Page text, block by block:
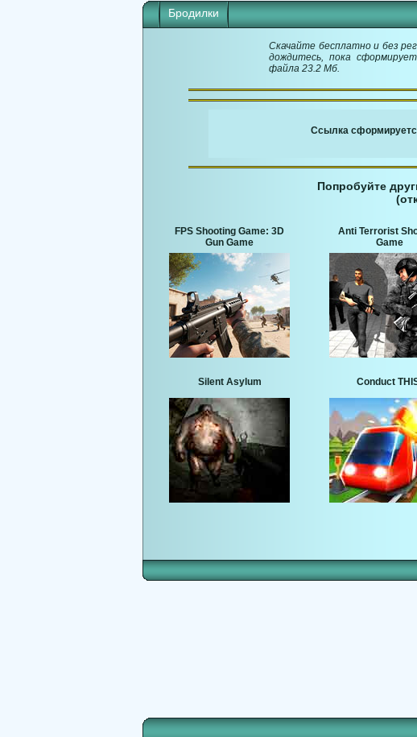
Бродилки
Скачайте бесплатно и без
дождитесь, пока
файла 23.2 Мб.
Ссылка
Попробуйте
FPS Shooting Game: 3D
Gun Game
Anti Terrorist
Game
Silent Asylum Conduct